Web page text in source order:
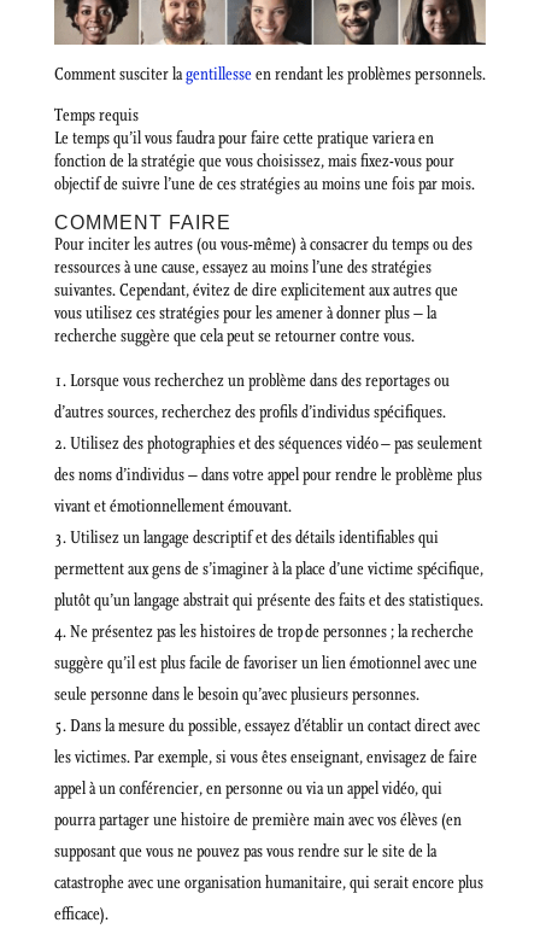
Comment susciter lagentillesseen rendant les problèmes personnels.
Temps requis
Le temps qu’il vous faudra pour faire cette pratique variera en
fonction de la stratégie que vous choisissez, mais fixez-vous pour
objectif de suivre l’une de ces stratégies au moins une fois par mois.
COMMENT FAIRE
Pour inciter les autres (ou vous-même) à consacrer du temps ou des
ressources à une cause, essayez au moins l’une des stratégies
suivantes. Cependant, évitez de dire explicitement aux autres que
vous utilisez ces stratégies pour les amener à donner plus – la
recherche suggère que cela peut se retourner contre vous.
Lorsque vous recherchez un problème dans des reportages ou
d’autres sources, recherchez des profils d’individus spécifiques.
Utilisez des photographies et des séquences vidéo – pas seulement
des noms d’individus – dans votre appel pour rendre le problème plus
vivant et émotionnellement émouvant.
Utilisez un langage descriptif et des détails identifiables qui
permettent aux gens de s’imaginer à la place d’une victime spécifique,
plutôt qu’un langage abstrait qui présente des faits et des statistiques.
Ne présentez pas les histoires de trop de personnes ; la recherche
suggère qu’il est plus facile de favoriser un lien émotionnel avec une
seule personne dans le besoin qu’avec plusieurs personnes.
Dans la mesure du possible, essayez d’établir un contact direct avec
les victimes. Par exemple, si vous êtes enseignant, envisagez de faire
appel à un conférencier, en personne ou via un appel vidéo, qui
pourra partager une histoire de première main avec vos élèves (en
supposant que vous ne pouvez pas vous rendre sur le site de la
catastrophe avec une organisation humanitaire, qui serait encore plus
efficace).